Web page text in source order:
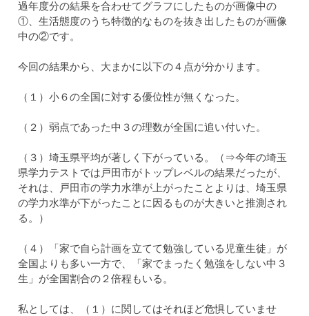
過年度分の結果を合わせてグラフにしたものが画像中の
①、生活態度のうち特徴的なものを抜き出したものが画像
中の②です。
今回の結果から、大まかに以下の４点が分かります。
（１）小６の全国に対する優位性が無くなった。
（２）弱点であった中３の理数が全国に追い付いた。
（３）埼玉県平均が著しく下がっている。（⇒今年の埼玉
県学力テストでは戸田市がトップレベルの結果だったが、
それは、戸田市の学力水準が上がったことよりは、埼玉県
の学力水準が下がったことに因るものが大きいと推測され
る。）
（４）「家で自ら計画を立てて勉強している児童生徒」が
全国よりも多い一方で、「家でまったく勉強をしない中３
生」が全国割合の２倍程もいる。
私としては、（１）に関してはそれほど危惧していませ